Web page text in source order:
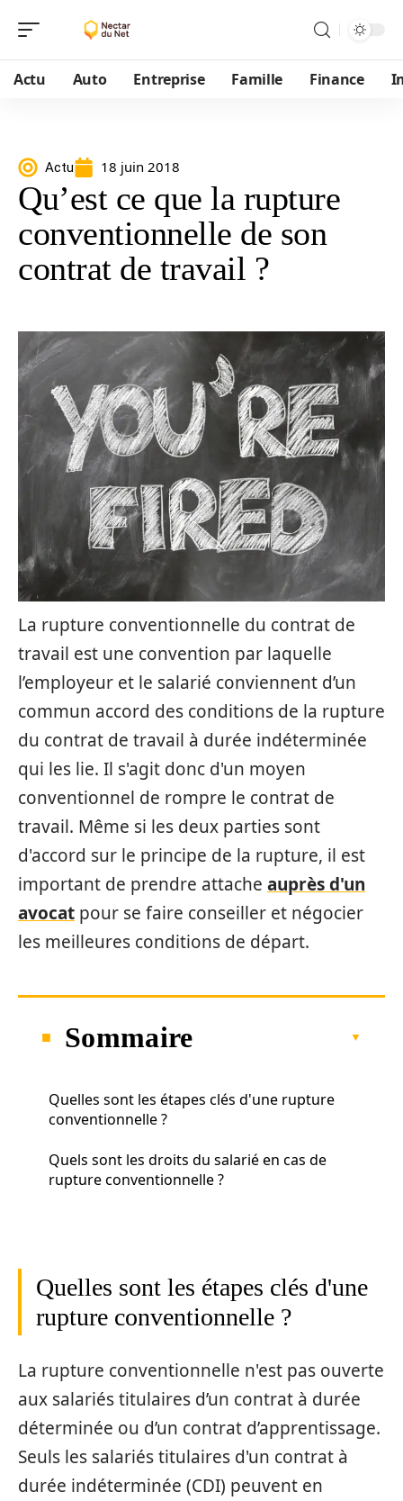
Actu Auto Entreprise Famille Finance
Actu 18 juin 2018
Qu’est ce que la rupture
conventionnelle de son
contrat de travail ?
La rupture conventionnelle du contrat de
travail est une convention par laquelle
l’employeur et le salarié conviennent d’un
commun accord des conditions de la rupture
du contrat de travail à durée indéterminée
qui les lie. Il s'agit donc d'un moyen
conventionnel de rompre le contrat de
travail. Même si les deux parties sont
d'accord sur le principe de la rupture, il est
important de prendre attache auprès d'un
avocat pour se faire conseiller et négocier
les meilleures conditions de départ.
Sommaire
Quelles sont les étapes clés d'une rupture
conventionnelle ?
Quels sont les droits du salarié en cas de
rupture conventionnelle ?
Quelles sont les étapes clés d'une
rupture conventionnelle ?
La rupture conventionnelle n'est pas ouverte
aux salariés titulaires d’un contrat à durée
déterminée ou d’un contrat d’apprentissage.
Seuls les salariés titulaires d'un contrat à
durée indéterminée (CDI) peuvent en